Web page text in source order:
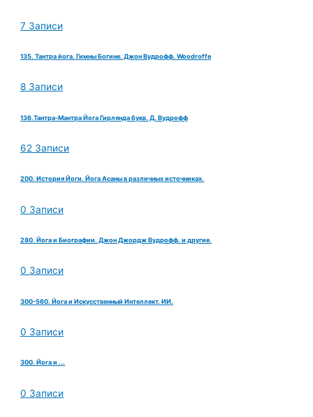
7 Записи
135. Тантра йога. Гимны Богине. Джон Вудрофф. Woodroffe
8 Записи
136.Тантра-Мантра Йога Гирлянда букв. Д. Вудрофф
62 Записи
200. История Йоги. Йога Асаны в различных источниках.
0 Записи
280. Йога и Биографии. Джон Джордж Вудрофф. и другие.
0 Записи
300-560. Йога и Искусственный Интеллект. ИИ.
0 Записи
300. Йога и ...
0 Записи